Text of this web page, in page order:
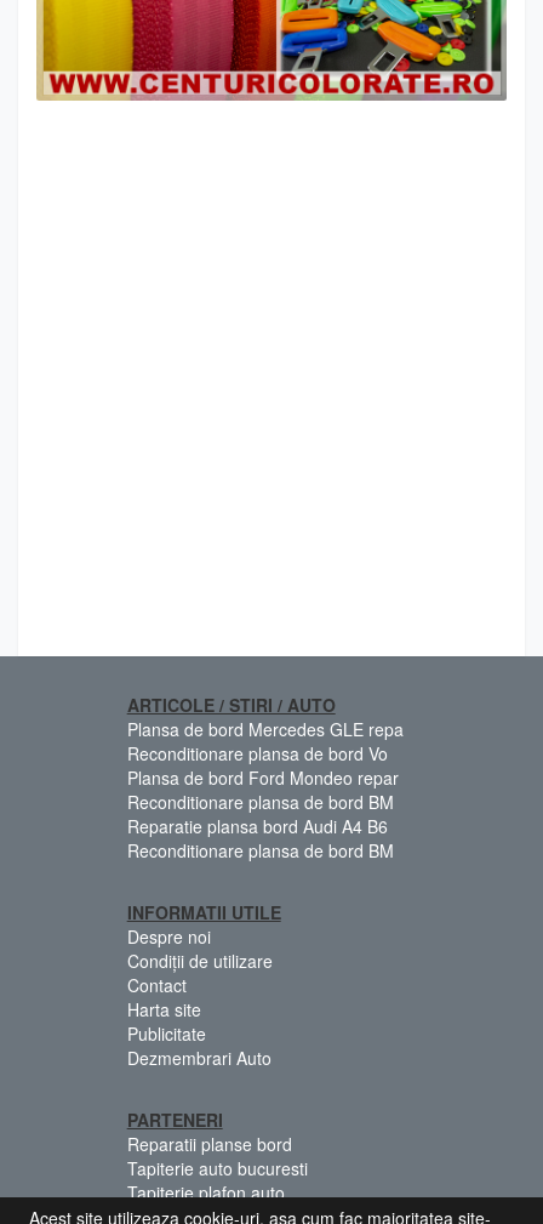
ARTICOLE / STIRI / AUTO
Plansa de bord Mercedes GLE repa
Reconditionare plansa de bord Vo
Plansa de bord Ford Mondeo repar
Reconditionare plansa de bord BM
Reparatie plansa bord Audi A4 B6
Reconditionare plansa de bord BM
INFORMATII UTILE
Despre noi
Condiții de utilizare
Contact
Harta site
Publicitate
Dezmembrari Auto
PARTENERI
Reparatii planse bord
Tapiterie auto bucuresti
Tapiterie plafon auto
Centuri siguranta colorate
Acest site utilizeaza cookie-uri, asa cum fac majoritatea site-